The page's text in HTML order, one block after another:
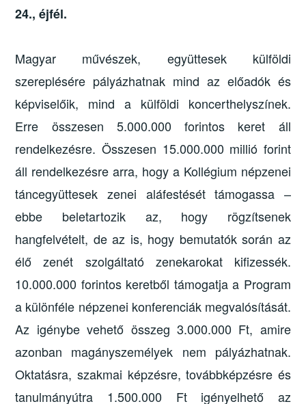
24., éjfél.
Magyar művészek, együttesek külföldi
szereplésére pályázhatnak mind az előadók és
képviselőik, mind a külföldi koncerthelyszínek.
Erre összesen 5.000.000 forintos keret áll
rendelkezésre. Összesen 15.000.000 millió forint
áll rendelkezésre arra, hogy a Kollégium népzenei
táncegyüttesek zenei aláfestését támogassa –
ebbe beletartozik az, hogy rögzítsenek
hangfelvételt, de az is, hogy bemutatók során az
élő zenét szolgáltató zenekarokat kifizessék.
10.000.000 forintos keretből támogatja a Program
a különféle népzenei konferenciák megvalósítását.
Az igénybe vehető összeg 3.000.000 Ft, amire
azonban magányszemélyek nem pályázhatnak.
Oktatásra, szakmai képzésre, továbbképzésre és
tanulmányútra 1.500.000 Ft igényelhető az